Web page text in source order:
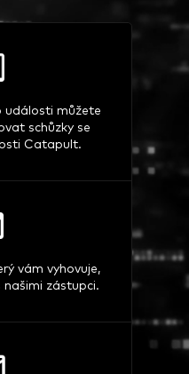
události můžete
schůzky se
Catapult.
vám vyhovuje,
našimi zástupci.